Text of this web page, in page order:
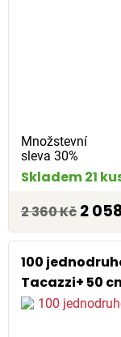
Množstevní
sleva 30%
Skladem 21
2 360 Kč 2
100
Tacazzi+ 50